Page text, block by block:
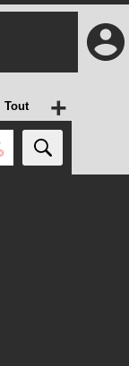
Tout +